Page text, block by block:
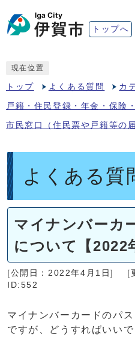
トップへ
現在位置
トップ よくある質問 カ
戸籍・住民登録・年金・保険
市民窓口（住民票や戸籍等の
よくある質
マイナンバーカ
について【2022
[公開日：2022年4月1日]
[
ID:552
マイナンバーカードのパ
ですが、どうすればいいで